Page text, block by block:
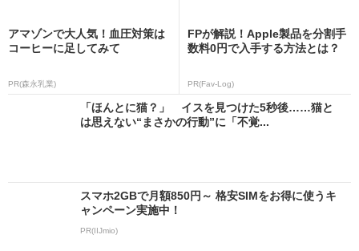
アマゾンで大人気！血圧対策は
コーヒーに足してみて
PR(森永乳業)
FPが解説！Apple製品を分割手
数料0円で入手する方法とは？
PR(Fav-Log)
「ほんとに猫？」 イスを見つけた5秒後……猫と
は思えない“まさかの行動”に「不覚...
スマホ2GBで月額850円～ 格安SIMをお得に使うキ
ャンペーン実施中！
PR(IIJmio)